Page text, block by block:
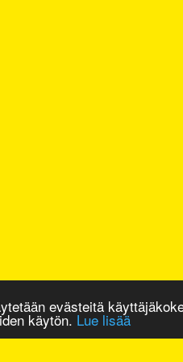
evästeitä
käytön. Lue lisää